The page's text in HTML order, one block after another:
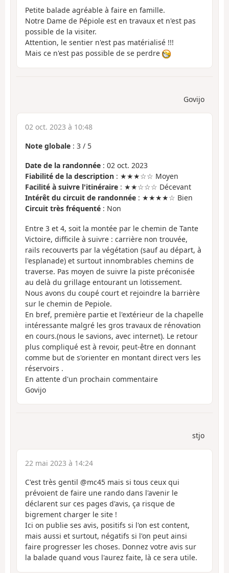
Petite balade agréable à faire en famille.
Notre Dame de Pépiole est en travaux et n'est pas
possible de la visiter.
Attention, le sentier n'est pas matérialisé !!!
Mais ce n'est pas possible de se perdre
Govijo
02 oct. 2023 à 10:48
Note globale : 3 / 5
Date de la randonnée : 02 oct. 2023
Fiabilité de la description : ★★★☆☆ Moyen
Facilité à suivre l'itinéraire : ★★☆☆☆ Décevant
Intérêt du circuit de randonnée : ★★★★☆ Bien
Circuit très fréquenté : Non
Entre 3 et 4, soit la montée par le chemin de Tante
Victoire, difficile à suivre : carrière non trouvée,
rails recouverts par la végétation (sauf au départ, à
l'esplanade) et surtout innombrables chemins de
traverse. Pas moyen de suivre la piste préconisée
au delà du grillage entourant un lotissement.
Nous avons du coupé court et rejoindre la barrière
sur le chemin de Pepiole.
En bref, première partie et l'extérieur de la chapelle
intéressante malgré les gros travaux de rénovation
en cours.(nous le savions, avec internet). Le retour
plus compliqué est à revoir, peut-être en donnant
comme but de s'orienter en montant direct vers les
réservoirs .
En attente d'un prochain commentaire
Govijo
stjo
22 mai 2023 à 14:24
C'est très gentil @mc45 mais si tous ceux qui
prévoient de faire une rando dans l'avenir le
déclarent sur ces pages d'avis, ça risque de
bigrement charger le site !
Ici on publie ses avis, positifs si l'on est content,
mais aussi et surtout, négatifs si l'on peut ainsi
faire progresser les choses. Donnez votre avis sur
la balade quand vous l'aurez faite, là ce sera utile.